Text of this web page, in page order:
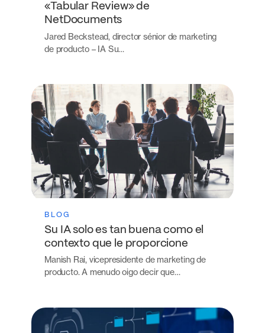
«Tabular Review» de
NetDocuments
Jared Beckstead, director sénior de marketing
de producto – IA Su…
BLOG
Su IA solo es tan buena como el
contexto que le proporcione
Manish Rai, vicepresidente de marketing de
producto. A menudo oigo decir que…